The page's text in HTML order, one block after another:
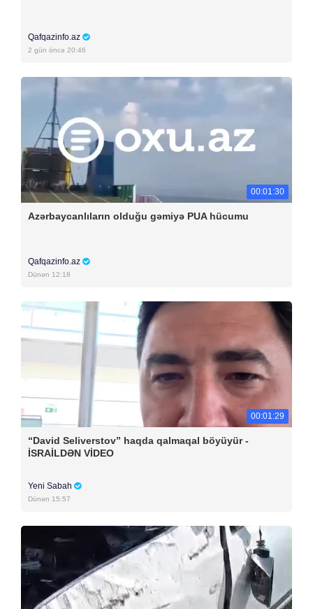
Qafqazinfo.az
2 gün öncə 20:46
00:01:30
Azərbaycanlıların olduğu gəmiyə PUA hücumu
Qafqazinfo.az
Dünən 12:18
00:01:29
“David Seliverstov” haqda qalmaqal böyüyür -
İSRAİLDƏN VİDEO
Yeni Sabah
Dünən 15:57